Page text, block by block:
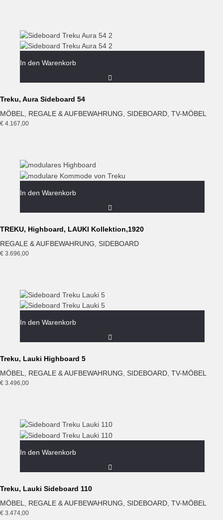
In den Warenkorb
Treku, Aura Sideboard 54
MÖBEL, REGALE & AUFBEWAHRUNG, SIDEBOARD, TV-MÖBEL
€ 4.167,00
In den Warenkorb
TREKU, Highboard, LAUKI Kollektion,1920
REGALE & AUFBEWAHRUNG
SIDEBOARD
€ 3.696,00
In den Warenkorb
Treku, Lauki Highboard 5
MÖBEL
REGALE & AUFBEWAHRUNG SIDEBOARD TV-MÖBEL
€ 3.496,00
In den Warenkorb
Treku, Lauki Sideboard 110
MÖBEL
REGALE & AUFBEWAHRUNG SIDEBOARD TV-MÖBEL
€ 3.474,00